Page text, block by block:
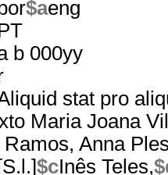
$aeng
b 000yy
stat pro
Maria Joana
Anna
$cInês Teles,